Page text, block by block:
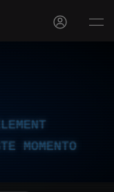
MOMENTO